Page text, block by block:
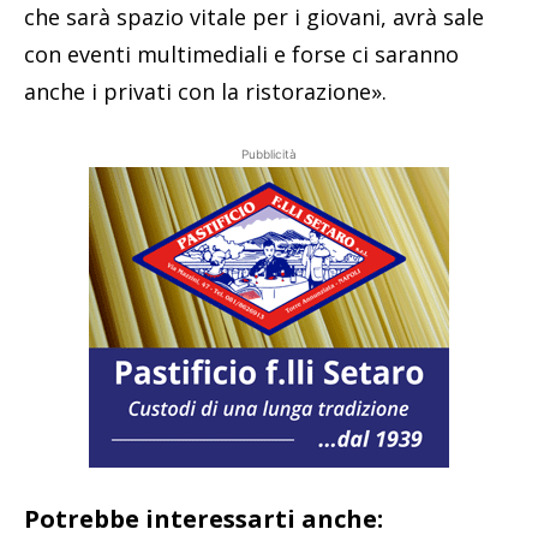
che sarà spazio vitale per i giovani, avrà sale
con eventi multimediali e forse ci saranno
anche i privati con la ristorazione».
Pubblicità
Potrebbe interessarti anche: